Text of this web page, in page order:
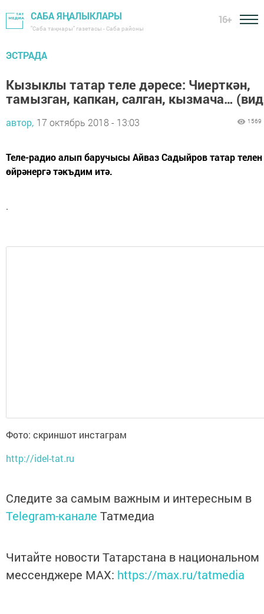
САБА ЯҢАЛЫКЛАРЫ
"Саба таңнары" газетасы - Саба районы
16+
ЭСТРАДА
Кызыклы татар теле дәресе: Чиерткән,
тамызган, капкан, салган, кызмача…
автор, 17 октябрь 2018 - 13:03 1569
Теле-радио алып баручысы Айваз Садыйров татар
өйрәнергә тәкъдим итә.
.
Фото: скриншот инстаграм
http://idel-tat.ru
Следите за самым важным и интересным в
Telegram-канале Татмедиа
Читайте новости Татарстана в национальном
мессенджере MАХ: https://max.ru/tatmedia